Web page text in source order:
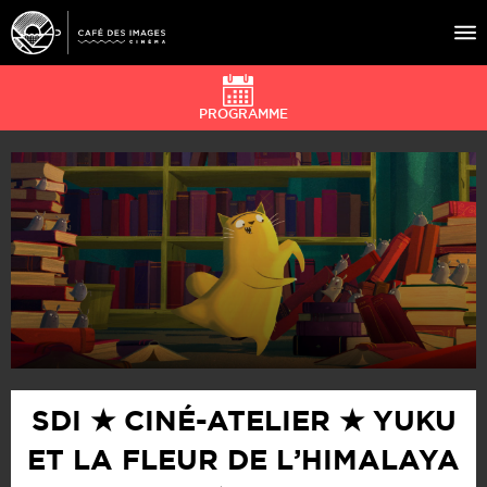
À L’AFFICHE
ÉVÉNEMENTS
CAFÉ DU CINÉ
PRATIQUE
ÉDUCATION AUX IMAGES
PROGRAMME
SDI ★ CINÉ-ATELIER ★ YUKU
ET LA FLEUR DE L’HIMALAYA